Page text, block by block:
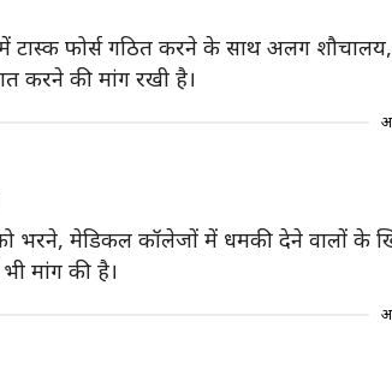
टास्क फोर्स गठित करने के साथ अलग
करने की मांग रखी है।
भरने, मेडिकल कॉलेजों में धमकी देने वालों के
मांग की है।